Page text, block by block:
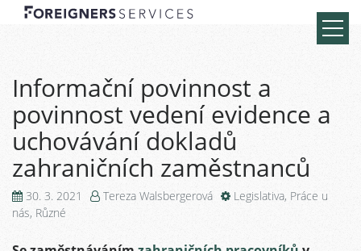
Informační povinnost a
povinnost vedení evidence a
uchovávání dokladů
zahraničních zaměstnanců
30. 3. 2021 Tereza Walsbergerová Legislativa, Práce u
nás, Různé